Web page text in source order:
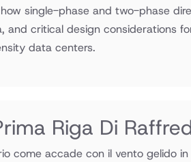
single-phase and two-phase
and critical design considerations
data centers.
Riga Di
come accade con il vento gelido